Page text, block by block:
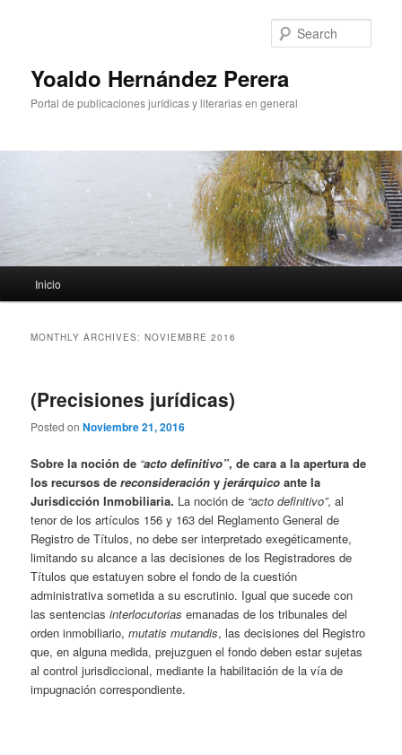
Yoaldo Hernández Perera
Portal de publicaciones jurídicas y literarias en general
Skip to primary content
Skip to secondary content
Inicio
MONTHLY ARCHIVES:NOVIEMBRE 2016
(Precisiones jurídicas)
Posted onNoviembre 21, 2016
Sobre la noción de “acto definitivo”, de cara a la apertura de
los recursos dereconsideración yjerárquico ante la
Jurisdicción Inmobiliaria. La noción de “acto definitivo”, al
tenor de los artículos 156 y 163 del Reglamento General de
Registro de Títulos, no debe ser interpretado exegéticamente,
limitando su alcance a las decisiones de los Registradores de
Títulos que estatuyen sobre el fondo de la cuestión
administrativa sometida a su escrutinio. Igual que sucede con
las sentenciasinterlocutorias emanadas de los tribunales del
orden inmobiliario,mutatis mutandis, las decisiones del Registro
que, en alguna medida, prejuzguen el fondo deben estar sujetas
al control jurisdiccional, mediante la habilitación de la vía de
impugnación correspondiente.